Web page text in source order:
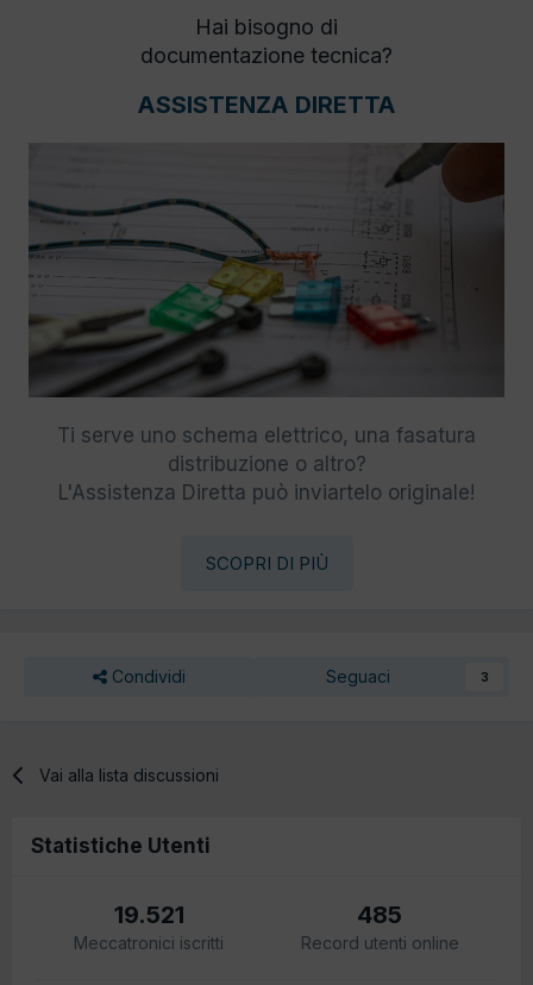
Hai bisogno di
documentazione tecnica?
ASSISTENZA DIRETTA
Ti serve uno schema elettrico, una fasatura
distribuzione o altro?
L'Assistenza Diretta può inviartelo originale!
SCOPRI DI PIÙ
Condividi Seguaci 3
Vai alla lista discussioni
Statistiche Utenti
19.521
Meccatronici iscritti
485
Record utenti online